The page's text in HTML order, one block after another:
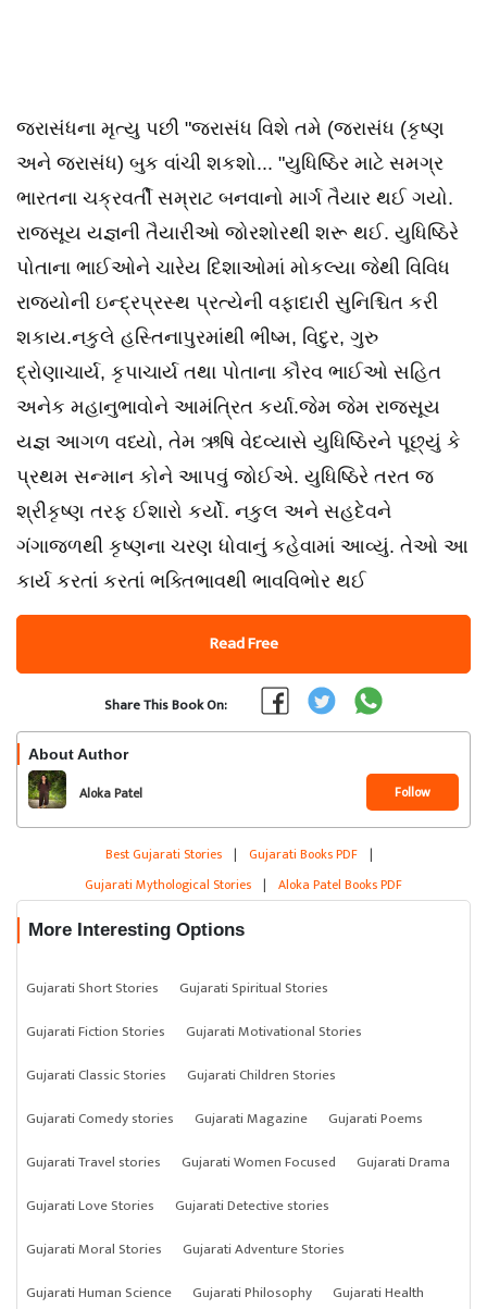
જરાસંધના મૃત્યુ પછી "જરાસંધ વિશે તમે (જરાસંધ (કૃષ્ણ
અને જરાસંધ) બુક વાંચી શકશો... "યુધિષ્ઠિર માટે સમગ્ર
ભારતના ચક્રવર્તી સમ્રાટ બનવાનો માર્ગ તૈયાર થઈ ગયો.
રાજસૂય યજ્ઞની તૈયારીઓ જોરશોરથી શરૂ થઈ. યુધિષ્ઠિરે
પોતાના ભાઈઓને ચારેય દિશાઓમાં મોકલ્યા જેથી વિવિધ
રાજ્યોની ઇન્દ્રપ્રસ્થ પ્રત્યેની વફાદારી સુનિશ્ચિત કરી
શકાય.નકુલે હસ્તિનાપુરમાંથી ભીષ્મ, વિદુર, ગુરુ
દ્રોણાચાર્ય, કૃપાચાર્ય તથા પોતાના કૌરવ ભાઈઓ સહિત
અનેક મહાનુભાવોને આમંત્રિત કર્યા.જેમ જેમ રાજસૂય
યજ્ઞ આગળ વધ્યો, તેમ ઋષિ વેદવ્યાસે યુધિષ્ઠિરને પૂછ્યું કે
પ્રથમ સન્માન કોને આપવું જોઈએ. યુધિષ્ઠિરે તરત જ
શ્રીકૃષ્ણ તરફ ઈશારો કર્યો. નકુલ અને સહદેવને
ગંગાજળથી કૃષ્ણના ચરણ ધોવાનું કહેવામાં આવ્યું. તેઓ આ
કાર્ય કરતાં કરતાં ભક્તિભાવથી ભાવવિભોર થઈ
Read Free
Share This Book On:
About Author
Aloka Patel Follow
Best Gujarati Stories | Gujarati Books PDF |
Gujarati Mythological Stories | Aloka Patel Books PDF
More Interesting Options
Gujarati Short Stories
Gujarati Spiritual Stories
Gujarati Fiction Stories
Gujarati Motivational Stories
Gujarati Classic Stories
Gujarati Children Stories
Gujarati Comedy stories
Gujarati Magazine
Gujarati Poems
Gujarati Travel stories
Gujarati Women Focused
Gujarati Drama
Gujarati Love Stories
Gujarati Detective stories
Gujarati Moral Stories
Gujarati Adventure Stories
Gujarati Human Science
Gujarati Philosophy Gujarati Health